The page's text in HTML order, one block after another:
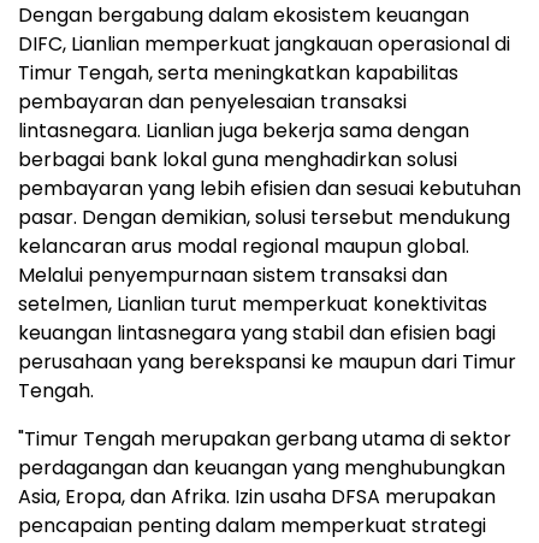
Dengan bergabung dalam ekosistem keuangan
DIFC, Lianlian memperkuat jangkauan operasional di
Timur Tengah, serta meningkatkan kapabilitas
pembayaran dan penyelesaian transaksi
lintasnegara. Lianlian juga bekerja sama dengan
berbagai bank lokal guna menghadirkan solusi
pembayaran yang lebih efisien dan sesuai kebutuhan
pasar. Dengan demikian, solusi tersebut mendukung
kelancaran arus modal regional maupun global.
Melalui penyempurnaan sistem transaksi dan
setelmen, Lianlian turut memperkuat konektivitas
keuangan lintasnegara yang stabil dan efisien bagi
perusahaan yang berekspansi ke maupun dari Timur
Tengah.
"Timur Tengah merupakan gerbang utama di sektor
perdagangan dan keuangan yang menghubungkan
Asia, Eropa, dan Afrika. Izin usaha DFSA merupakan
pencapaian penting dalam memperkuat strategi